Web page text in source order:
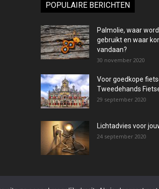
POPULAIRE BERICHTEN
Palmolie, waar
gebruikt en waar
vandaan?
30 november 2020
Voor goedkope
Tweedehands
29 september 2020
Lichtadvies voor
24 september 2020